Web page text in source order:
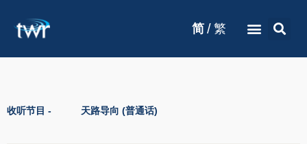
简 / 繁
收听节目 - 天路导向 (普通话)